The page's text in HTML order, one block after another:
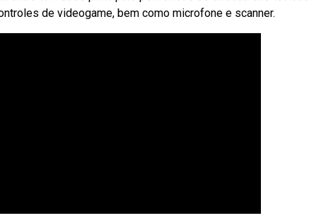
de videogame, bem como microfone e scanner.